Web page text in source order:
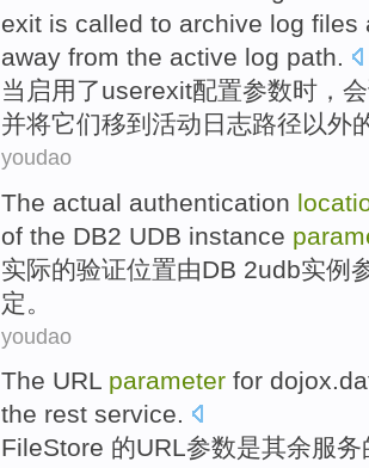
exit is called to archive log files
away from the active log path.
当 启用了userexit配置参数时，会
并将它们移到 活动 日志路径以外
youdao
The actual authentication
of the DB2 UDB instance
实际的验证位置由DB 2udb实例
定。
youdao
The URL parameter for
the rest service.
FileStore 的URL参数是其余服务